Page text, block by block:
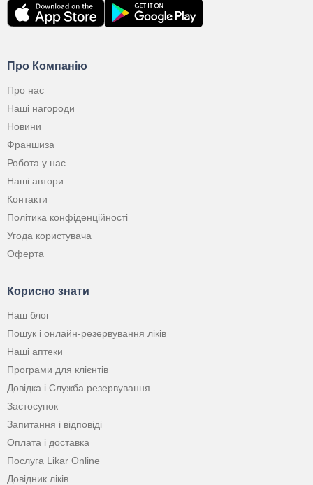
Про Компанію
Про нас
Наші нагороди
Новини
Франшиза
Робота у нас
Наші автори
Контакти
Політика конфіденційності
Угода користувача
Оферта
Корисно знати
Наш блог
Пошук і онлайн-резервування ліків
Наші аптеки
Програми для клієнтів
Довідка і Служба резервування
Застосунок
Запитання і відповіді
Оплата і доставка
Послуга Likar Online
Довідник ліків